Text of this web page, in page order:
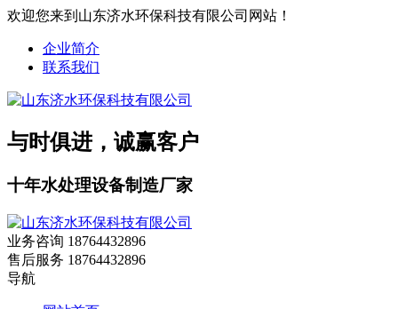
欢迎您来到山东济水环保科技有限公司网站！
企业简介
联系我们
与时俱进，诚赢客户
十年水处理设备制造厂家
业务咨询 18764432896
售后服务 18764432896
导航